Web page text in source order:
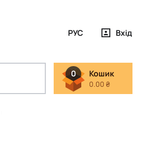
РУС Вхід
0 Кошик
0.00 ₴